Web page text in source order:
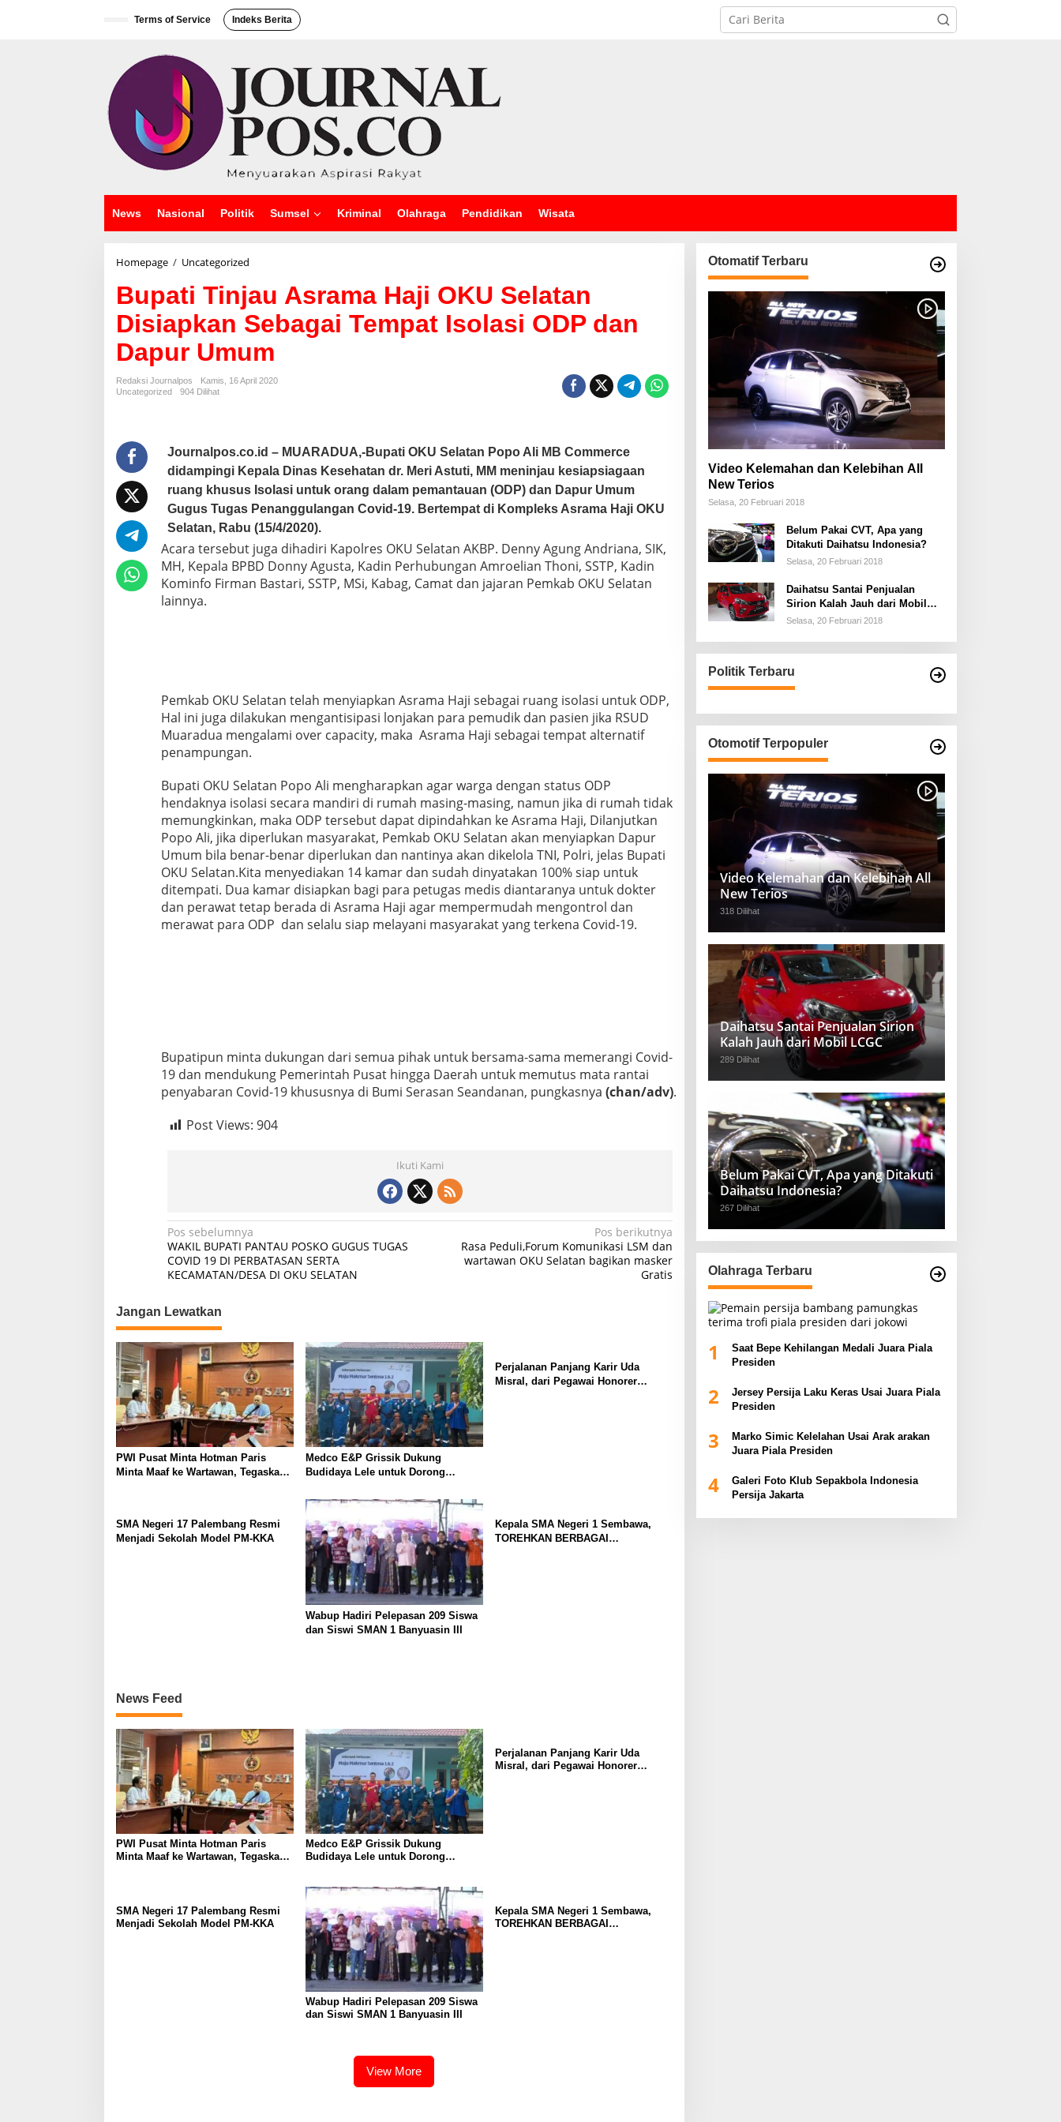
Terms of Service Indeks Berita
News Nasional Politik Sumsel Kriminal Olahraga Pendidikan Wisata
Homepage / Uncategorized
p
a
t
i
T
i
n
s
r
a
m
a
H
a
i
O
K
n
D
i
s
i
p
k
a
n
S
e
b
a
g
a
i
o
l
a
s
O
a
p
u
r
Bupati Tinjau Asrama Haji OKU Selatan
Disiapkan Sebagai Tempat Isolasi ODP dan
Dapur Umum
Redaksi Journalpos
Kamis, 16 April 2020
Uncategorized
904 Dilihat
Journalpos.co.id – MUARADUA,-Bupati OKU Selatan Popo Ali MB Commerce
didampingi Kepala Dinas Kesehatan dr. Meri Astuti, MM meninjau kesiapsiagaan
ruang khusus Isolasi untuk orang dalam pemantauan (ODP) dan Dapur Umum
Gugus Tugas Penanggulangan Covid-19. Bertempat di Kompleks Asrama Haji OKU
Selatan, Rabu (15/4/2020).
Acara tersebut juga dihadiri Kapolres OKU Selatan AKBP. Denny Agung Andriana, SIK,
MH, Kepala BPBD Donny Agusta, Kadin Perhubungan Amroelian Thoni, SSTP, Kadin
Kominfo Firman Bastari, SSTP, MSi, Kabag, Camat dan jajaran Pemkab OKU Selatan
lainnya.
Pemkab OKU Selatan telah menyiapkan Asrama Haji sebagai ruang isolasi untuk ODP,
Hal ini juga dilakukan mengantisipasi lonjakan para pemudik dan pasien jika RSUD
Muaradua mengalami over capacity, maka Asrama Haji sebagai tempat alternatif
penampungan.
Bupati OKU Selatan Popo Ali mengharapkan agar warga dengan status ODP
hendaknya isolasi secara mandiri di rumah masing-masing, namun jika di rumah tidak
memungkinkan, maka ODP tersebut dapat dipindahkan ke Asrama Haji, Dilanjutkan
Popo Ali, jika diperlukan masyarakat, Pemkab OKU Selatan akan menyiapkan Dapur
Umum bila benar-benar diperlukan dan nantinya akan dikelola TNI, Polri, jelas Bupati
OKU Selatan.Kita menyediakan 14 kamar dan sudah dinyatakan 100% siap untuk
ditempati. Dua kamar disiapkan bagi para petugas medis diantaranya untuk dokter
dan perawat tetap berada di Asrama Haji agar mempermudah mengontrol dan
merawat para ODP dan selalu siap melayani masyarakat yang terkena Covid-19.
Bupatipun minta dukungan dari semua pihak untuk bersama-sama memerangi Covid-
19 dan mendukung Pemerintah Pusat hingga Daerah untuk memutus mata rantai
penyabaran Covid-19 khususnya di Bumi Serasan Seandanan, pungkasnya(chan/adv).
Post Views: 904
Ikuti Kami
N
a
v
i
g
a
s
i
p
o
s
Pos sebelumnya
WAKIL BUPATI PANTAU POSKO GUGUS TUGAS
COVID 19 DI PERBATASAN SERTA
KECAMATAN/DESA DI OKU SELATAN
Pos berikutnya
Rasa Peduli,Forum Komunikasi LSM dan
wartawan OKU Selatan bagikan masker
Gratis
Jangan Lewatkan
PWI Pusat Minta Hotman Paris
Minta Maaf ke Wartawan, Tegaskan
Medco E&P Grissik Dukung
Budidaya Lele untuk Dorong
Perjalanan Panjang Karir Uda
Misral, dari Pegawai Honorer
SMA Negeri 17 Palembang Resmi
Menjadi Sekolah Model PM-KKA
Wabup Hadiri Pelepasan 209 Siswa
dan Siswi SMAN 1 Banyuasin III
Kepala SMA Negeri 1 Sembawa,
TOREHKAN BERBAGAI
News Feed
PWI Pusat Minta Hotman Paris
Minta Maaf ke Wartawan, Tegaskan
Medco E&P Grissik Dukung
Budidaya Lele untuk Dorong
Perjalanan Panjang Karir Uda
Misral, dari Pegawai Honorer
SMA Negeri 17 Palembang Resmi
Menjadi Sekolah Model PM-KKA
Wabup Hadiri Pelepasan 209 Siswa
dan Siswi SMAN 1 Banyuasin III
Kepala SMA Negeri 1 Sembawa,
TOREHKAN BERBAGAI
View More
Otomatif Terbaru
Video Kelemahan dan Kelebihan All
New Terios
Selasa, 20 Februari 2018
Belum Pakai CVT, Apa yang
Ditakuti Daihatsu Indonesia?
Selasa, 20 Februari 2018
Daihatsu Santai Penjualan
Sirion Kalah Jauh dari Mobil
LCGC
Selasa, 20 Februari 2018
Politik Terbaru
Otomotif Terpopuler
Video Kelemahan dan Kelebihan All
New Terios
318 Dilihat
Daihatsu Santai Penjualan Sirion
Kalah Jauh dari Mobil LCGC
289 Dilihat
Belum Pakai CVT, Apa yang Ditakuti
Daihatsu Indonesia?
267 Dilihat
Olahraga Terbaru
1
Saat Bepe Kehilangan Medali Juara Piala
Presiden
2
Jersey Persija Laku Keras Usai Juara Piala
Presiden
3
Marko Simic Kelelahan Usai Arak arakan
Juara Piala Presiden
4
Galeri Foto Klub Sepakbola Indonesia
Persija Jakarta